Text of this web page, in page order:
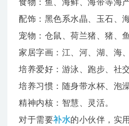
配饰：黑色系水晶、玉石、海
宠物：仓鼠、荷兰猪、猪、鱼
家居字画：江、河、湖、海
培养爱好：游泳、跑步、社交
培养习惯：随身带水杯、泡
精神内核：智慧、灵活。
对于需要补水的小伙伴，实